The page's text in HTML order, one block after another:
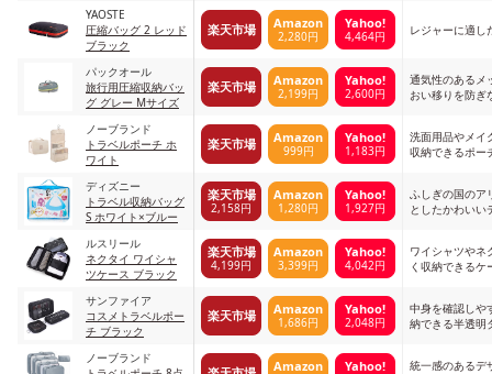
YAOSTE
圧縮バッグ 2 レッド
ブラック
楽天市場 Amazon
2,280円
Yahoo!
4,464円 レジャーに適し
パックオール
旅行用圧縮収納バッ
グ グレー Mサイズ
楽天市場 Amazon
2,199円
Yahoo!
2,600円
通気性のあるメ
おい移りを防ぎ
ノーブランド
トラベルポーチ ホ
ワイト
楽天市場 Amazon
999円
Yahoo!
1,183円
洗面用品やメイ
収納できるポー
ディズニー
トラベル収納バッグ
S ホワイト×ブルー
楽天市場
2,158円
Amazon
1,280円
Yahoo!
1,927円
ふしぎの国のア
としたかわいい
ルスリール
ネクタイ ワイシャ
ツケース ブラック
楽天市場
4,199円
Amazon
3,399円
Yahoo!
4,042円
ワイシャツやネ
く収納できるケ
サンファイア
コスメトラベルポー
チ ブラック
楽天市場 Amazon
1,686円
Yahoo!
2,048円
中身を確認しや
納できる半透明
ノーブランド
Amazon Yahoo!
統一感のあるデ